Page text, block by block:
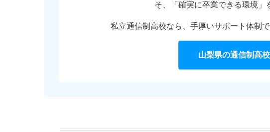
そ、「確実に卒業できる環境」
私立通信制高校なら、手厚いサポート体制
山梨県の通信制高